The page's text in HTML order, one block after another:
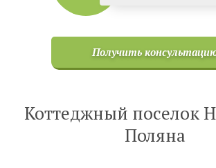
Получить
Коттеджный поселок
Поляна